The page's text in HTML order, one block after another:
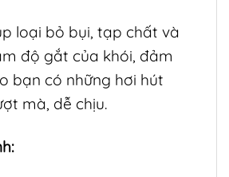
loại bỏ bụi, tạp chất và
độ gắt của khói, đảm
bạn có những hơi hút
mà, dễ chịu.